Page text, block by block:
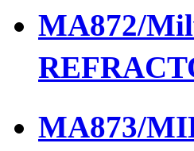
MA872/
MA873/